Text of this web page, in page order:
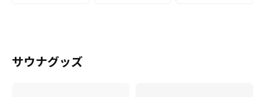
サウナグッズ